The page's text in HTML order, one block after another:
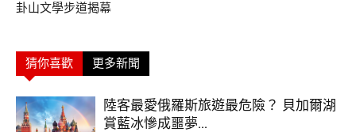
卦山文學步道揭幕
猜你喜歡 更多新聞
陸客最愛俄羅斯旅遊最危險？ 貝加爾湖
賞藍冰慘成噩夢...